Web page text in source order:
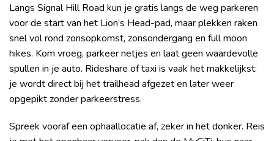
Langs Signal Hill Road kun je gratis langs de weg parkeren
voor de start van het Lion’s Head-pad, maar plekken raken
snel vol rond zonsopkomst, zonsondergang en full moon
hikes. Kom vroeg, parkeer netjes en laat geen waardevolle
spullen in je auto. Rideshare of taxi is vaak het makkelijkst:
je wordt direct bij het trailhead afgezet en later weer
opgepikt zonder parkeerstress.
Spreek vooraf een ophaallocatie af, zeker in het donker. Reis